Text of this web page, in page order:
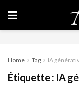
Home Tag IA
Étiquette : IA